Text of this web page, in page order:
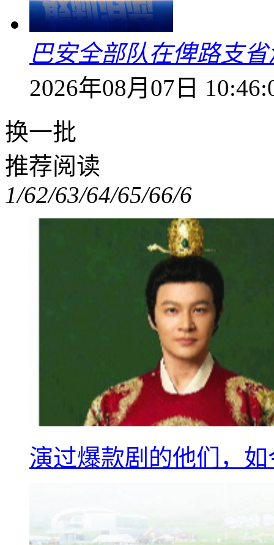
巴安全部队在俾路支
2026年08月07日
换一批
推荐阅读
1/62/63/64/65/66/6
演过爆款剧的他们，